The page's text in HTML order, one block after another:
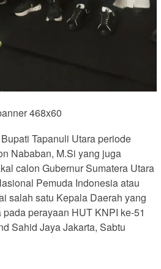
Tapanuli Utara periode
Nababan, M.Si yang juga
calon Gubernur Sumatera Utara
Pemuda Indonesia atau
salah satu Kepala Daerah yang
perayaan HUT KNPI ke-51
Sahid Jaya Jakarta, Sabtu